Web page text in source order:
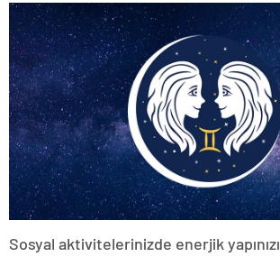
Sosyal aktivitelerinizde enerjik yapınızı